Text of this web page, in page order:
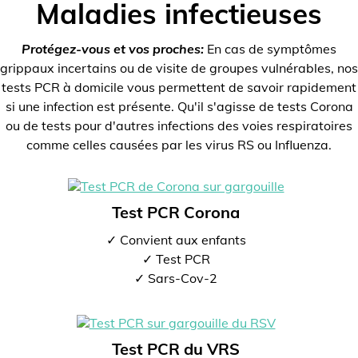
Maladies infectieuses
Protégez-vous et vos proches: En cas de symptômes
grippaux incertains ou de visite de groupes vulnérables, nos
tests PCR à domicile vous permettent de savoir rapidement
si une infection est présente. Qu'il s'agisse de tests Corona
ou de tests pour d'autres infections des voies respiratoires
comme celles causées par les virus RS ou Influenza.
Test PCR Corona
✓ Convient aux enfants
✓ Test PCR
✓ Sars-Cov-2
Test PCR du VRS